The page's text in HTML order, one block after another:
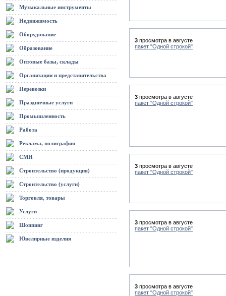
Музыкальные инструменты
Недвижимость
Оборудование
Образование
Оптовые базы, склады
Организации и представительства
Перевозки
Праздничные услуги
Промышленность
Работа
Реклама, полиграфия
СМИ
Строительство (продукция)
Строительство (услуги)
Торговля, товары
Услуги
Шоппинг
Ювелирные изделия
3 просмотра в августе
пакет "Одной строкой"
3 просмотра в августе
пакет "Одной строкой"
3 просмотра в августе
пакет "Одной строкой"
3 просмотра в августе
пакет "Одной строкой"
3 просмотра в августе
пакет "Одной строкой"